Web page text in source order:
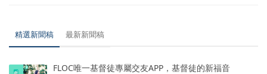
精選新聞稿 最新新聞稿
FLOC唯一基督徒專屬交友APP，基督徒的新福音